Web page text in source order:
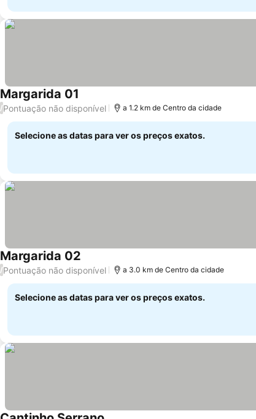
Margarida 01
/Pontuação não disponível a 1.2 km de Centro da cidade
Selecione as datas para ver os preços exatos.
Margarida 02
/Pontuação não disponível a 3.0 km de Centro da cidade
Selecione as datas para ver os preços exatos.